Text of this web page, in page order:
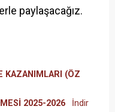
paylaşacağız.
KAZANIMLARI (ÖZ
2025-2026
İndir